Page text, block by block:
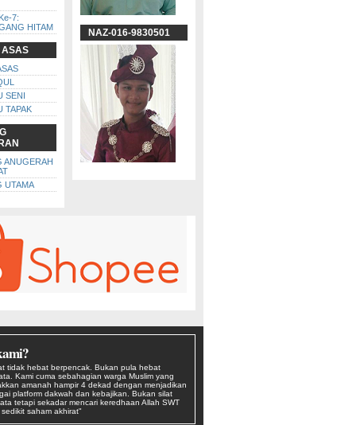
7:
HITAM
SENI
TAPAK
ANUGERAH
UTAMA
NAZ-016-9830501
tidak hebat berpencak. Bukan pula hebat
Kami cuma sebahagian warga Muslim yang
amanah hampir 4 dekad dengan menjadikan
platform dakwah dan kebajikan. Bukan silat
tetapi sekadar mencari keredhaan Allah SWT
saham akhirat"